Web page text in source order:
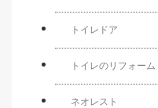
トイレドア
トイレのリフォーム
ネオレスト